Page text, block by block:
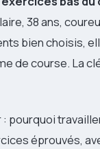
38 ans,
bien choisis,
de course. La
pourquoi
éprouvés,